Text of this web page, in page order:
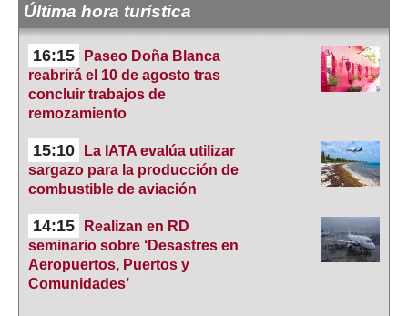
Última hora turística
16:15
Paseo Doña Blanca
reabrirá el 10 de agosto tras
concluir trabajos de
remozamiento
15:10
La IATA evalúa utilizar
sargazo para la producción de
combustible de aviación
14:15
Realizan en RD
seminario sobre ‘Desastres en
Aeropuertos, Puertos y
Comunidades’